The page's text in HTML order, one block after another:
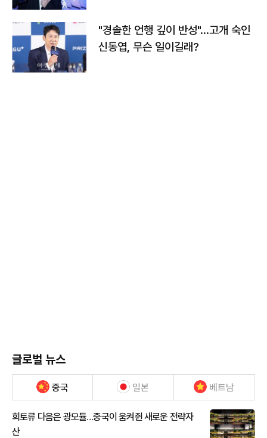
"경솔한 언행 깊이 반성"…고개 숙인
신동엽, 무슨 일이길래?
글로벌 뉴스
중국 일본 베트남
희토류 다음은 광모듈…중국이 움켜쥔 새로운 전략자
산